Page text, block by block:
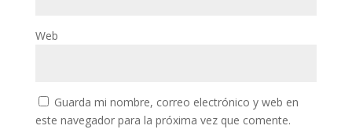
Web
Guarda mi nombre, correo electrónico y web en
este navegador para la próxima vez que comente.